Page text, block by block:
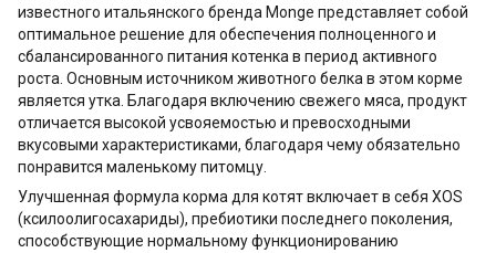
известного итальянского бренда Monge представляет собой
оптимальное решение для обеспечения полноценного и
сбалансированного питания котенка в период активного
роста. Основным источником животного белка в этом корме
является утка. Благодаря включению свежего мяса, продукт
отличается высокой усвояемостью и превосходными
вкусовыми характеристиками, благодаря чему обязательно
понравится маленькому питомцу.
Улучшенная формула корма для котят включает в себя XOS
(ксилоолигосахариды), пребиотики последнего поколения,
способствующие нормальному функционированию